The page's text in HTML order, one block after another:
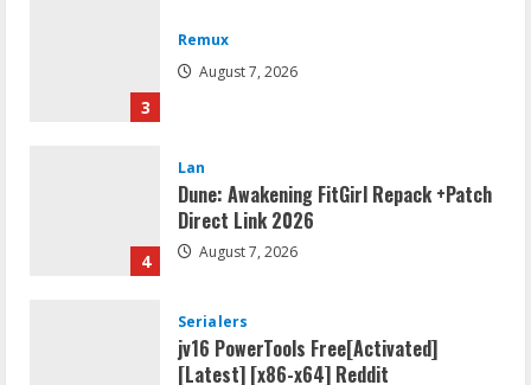
3
Remux
August 7, 2026
4
Lan
Dune: Awakening FitGirl Repack +Patch
Direct Link 2026
August 7, 2026
Serialers
jv16 PowerTools Free[Activated]
[Latest] [x86-x64] Reddit